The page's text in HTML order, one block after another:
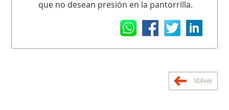
que no desean presión en la pantorrilla.
Volver